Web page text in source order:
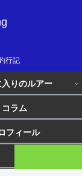
行記
入りのルアー
コラム
フィール